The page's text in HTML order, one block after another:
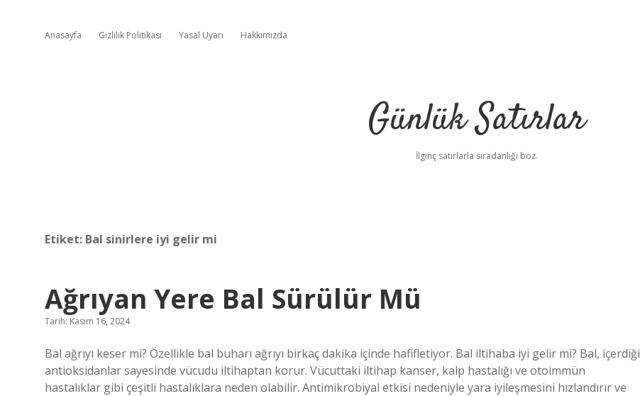
Anasayfa Gizlilik Politikası Yasal Uyarı Hakkımızda
Günlük Satırlar
İlginç satırlarla sıradanlığı boz.
Etiket: Bal sinirlere iyi gelir mi
Ağrıyan Yere Bal Sürülür Mü
Tarih: Kasım 16, 2024
Bal ağrıyı keser mi? Özellikle bal buharı ağrıyı birkaç dakika içinde hafifletiyor. Bal iltihaba iyi gelir mi? Bal, içerdiği
antioksidanlar sayesinde vücudu iltihaptan korur. Vücuttaki iltihap kanser, kalp hastalığı ve otoimmün
hastalıklar gibi çeşitli hastalıklara neden olabilir. Antimikrobiyal etkisi nedeniyle yara iyileşmesini hızlandırır ve